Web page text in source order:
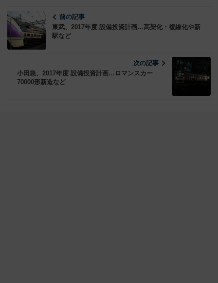
前の記事
東武、2017年度 設備投資計画…高架化・複線化や新
駅など
次の記事
小田急、2017年度 設備投資計画…ロマンスカー
70000形新造など